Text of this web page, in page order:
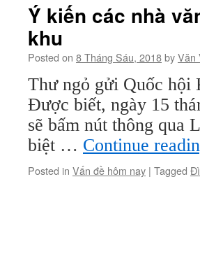
Ý kiến các nhà
khu
Posted on 8 Tháng Sáu, 2018byVăn
Thư ngỏ gửi Quốc hội
Được biết, ngày 15
sẽ bấm nút thông qua
biệt … Continue
Posted in Vấn đề hôm nay | Tagged